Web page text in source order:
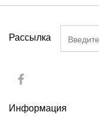
Рассылка
Информация